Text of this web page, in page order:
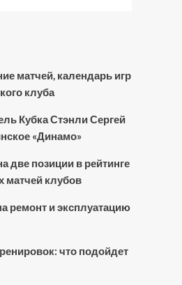
матчей, календарь игр
клуба
Кубка Стэнли Сергей
«Динамо»
две позиции в рейтинге
клубов
ремонт и эксплуатацию
что подойдет